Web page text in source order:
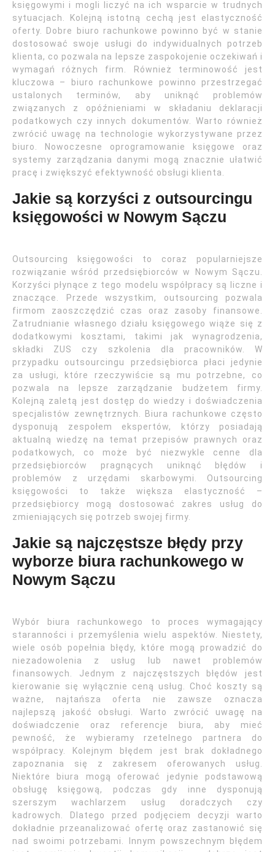
księgowymi i mogli liczyć na ich wsparcie w trudnych
sytuacjach. Kolejną istotną cechą jest elastyczność
oferty. Dobre biuro rachunkowe powinno być w stanie
dostosować swoje usługi do indywidualnych potrzeb
klienta, co pozwala na lepsze zaspokojenie oczekiwań i
wymagań różnych firm. Również terminowość jest
kluczowa – biuro rachunkowe powinno przestrzegać
ustalonych terminów, aby uniknąć problemów
związanych z opóźnieniami w składaniu deklaracji
podatkowych czy innych dokumentów. Warto również
zwrócić uwagę na technologie wykorzystywane przez
biuro. Nowoczesne oprogramowanie księgowe oraz
systemy zarządzania danymi mogą znacznie ułatwić
pracę i zwiększyć efektywność obsługi klienta.
Jakie są korzyści z outsourcingu
księgowości w Nowym Sączu
Outsourcing księgowości to coraz popularniejsze
rozwiązanie wśród przedsiębiorców w Nowym Sączu.
Korzyści płynące z tego modelu współpracy są liczne i
znaczące. Przede wszystkim, outsourcing pozwala
firmom zaoszczędzić czas oraz zasoby finansowe.
Zatrudnianie własnego działu księgowego wiąże się z
dodatkowymi kosztami, takimi jak wynagrodzenia,
składki ZUS czy szkolenia dla pracowników. W
przypadku outsourcingu przedsiębiorca płaci jedynie
za usługi, które rzeczywiście są mu potrzebne, co
pozwala na lepsze zarządzanie budżetem firmy.
Kolejną zaletą jest dostęp do wiedzy i doświadczenia
specjalistów zewnętrznych. Biura rachunkowe często
dysponują zespołem ekspertów, którzy posiadają
aktualną wiedzę na temat przepisów prawnych oraz
podatkowych, co może być niezwykle cenne dla
przedsiębiorców pragnących uniknąć błędów i
problemów z urzędami skarbowymi. Outsourcing
księgowości to także większa elastyczność –
przedsiębiorcy mogą dostosować zakres usług do
zmieniających się potrzeb swojej firmy.
Jakie są najczęstsze błędy przy
wyborze biura rachunkowego w
Nowym Sączu
Wybór biura rachunkowego to proces wymagający
staranności i przemyślenia wielu aspektów. Niestety,
wiele osób popełnia błędy, które mogą prowadzić do
niezadowolenia z usług lub nawet problemów
finansowych. Jednym z najczęstszych błędów jest
kierowanie się wyłącznie ceną usług. Choć koszty są
ważne, najtańsza oferta nie zawsze oznacza
najlepszą jakość obsługi. Warto zwrócić uwagę na
doświadczenie oraz referencje biura, aby mieć
pewność, że wybieramy rzetelnego partnera do
współpracy. Kolejnym błędem jest brak dokładnego
zapoznania się z zakresem oferowanych usług.
Niektóre biura mogą oferować jedynie podstawową
obsługę księgową, podczas gdy inne dysponują
szerszym wachlarzem usług doradczych czy
kadrowych. Dlatego przed podjęciem decyzji warto
dokładnie przeanalizować ofertę oraz zastanowić się
nad swoimi potrzebami. Innym powszechnym błędem